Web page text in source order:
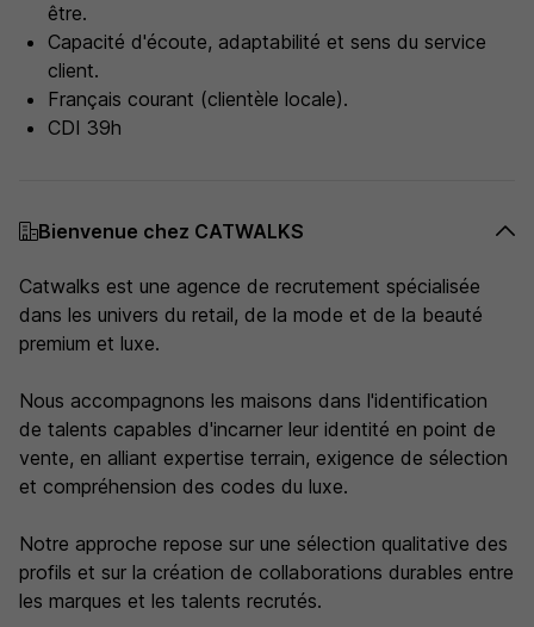
être.
Capacité d'écoute, adaptabilité et sens du service
client.
Français courant (clientèle locale).
CDI 39h
Bienvenue chez CATWALKS
Catwalks est une agence de recrutement spécialisée
dans les univers du retail, de la mode et de la beauté
premium et luxe.
Nous accompagnons les maisons dans l'identification
de talents capables d'incarner leur identité en point de
vente, en alliant expertise terrain, exigence de sélection
et compréhension des codes du luxe.
Notre approche repose sur une sélection qualitative des
profils et sur la création de collaborations durables entre
les marques et les talents recrutés.